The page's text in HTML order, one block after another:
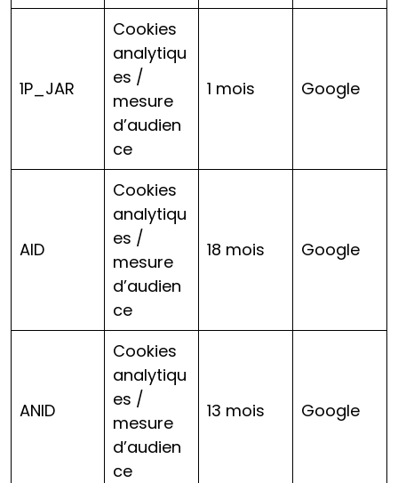
1P_JAR
Cookies
analytiqu
es /
mesure
d’audien
ce
1 mois Google
AID
Cookies
analytiqu
es /
mesure
d’audien
ce
18 mois Google
ANID
Cookies
analytiqu
es /
mesure
d’audien
ce
13 mois Google